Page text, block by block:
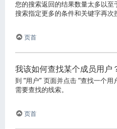
您的搜索返回的结果数量太多以至
搜索指定更多的条件和关键字再次
页首
我该如何查找某个成员用户
到 “用户” 页面并点击 “查找一个
需要查找的线索。
页首